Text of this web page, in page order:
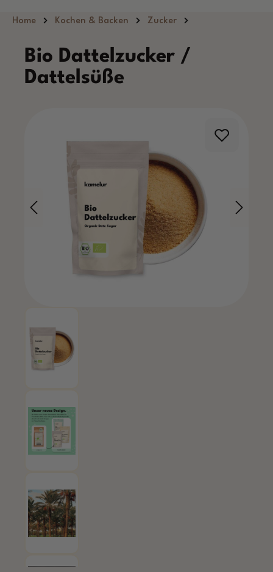
Hauptinhalt springen
Home Kochen & Backen Zucker
Bio Dattelzucker /
Dattelsüße